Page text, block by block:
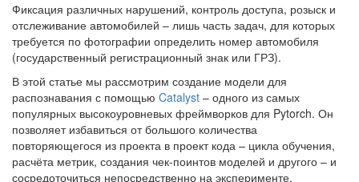
Фиксация различных нарушений, контроль доступа, розыск и
отслеживание автомобилей – лишь часть задач, для которых
требуется по фотографии определить номер автомобиля
(государственный регистрационный знак или ГРЗ).
В этой статье мы рассмотрим создание модели для
распознавания с помощью Catalyst – одного из самых
популярных высокоуровневых фреймворков для Pytorch. Он
позволяет избавиться от большого количества
повторяющегося из проекта в проект кода – цикла обучения,
расчёта метрик, создания чек-поинтов моделей и другого – и
сосредоточиться непосредственно на эксперименте.